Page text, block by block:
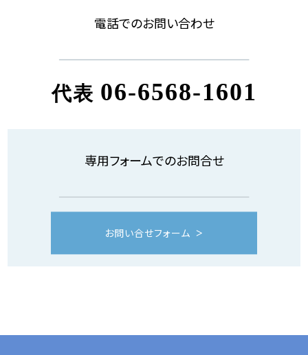
電話でのお問い合わせ
代表 06-6568-1601
専用フォームでのお問合せ
お問い合せフォーム